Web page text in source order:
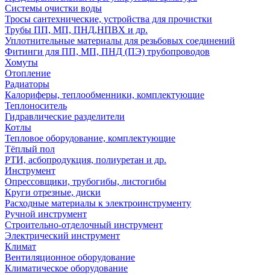
Системы очистки воды
Тросы сантехнические, устройства для прочистки
Трубы ПП, МП, ПНД,НПВХ и др.
Уплотнительные материалы для резьбовых соединений
Фитинги для ПП, МП, ПНД (ПЭ) трубопроводов
Хомуты
Отопление
Радиаторы
Калориферы, теплообменники, комплектующие
Теплоноситель
Гидравлические разделители
Котлы
Тепловое оборудование, комплектующие
Тёплый пол
РТИ, асбопродукция, полиуретан и др.
Инструмент
Опрессовщики, трубогибы, листогибы
Круги отрезные, диски
Расходные материалы к электроинструменту
Ручной инструмент
Строительно-отделочный инструмент
Электрический инструмент
Климат
Вентиляционное оборудование
Климатическое оборудование